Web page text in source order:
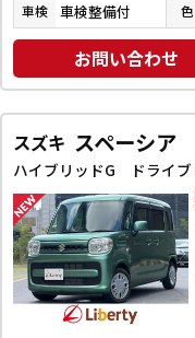
車検 車検整備付 色
お問い合わせ
スズキ スペーシア